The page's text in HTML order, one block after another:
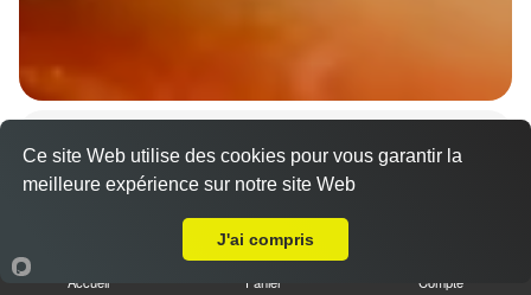
8.50 €
Accueil Panier Compte
Ce site Web utilise des cookies pour vous garantir la
meilleure expérience sur notre site Web
J'ai compris